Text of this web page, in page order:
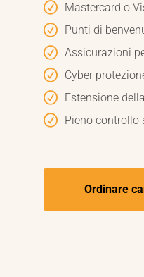
Mastercard o
Punti di
Assicurazioni
Cyber
Estensione
Pieno controllo
Ordinare